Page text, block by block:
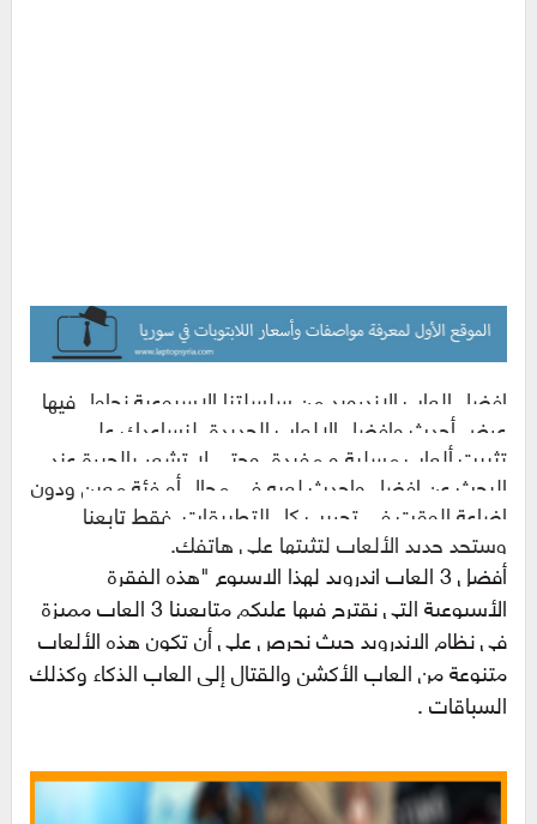
افضل العاب الاندرويد من سلسلتنا الاسبوعية نحاول فيها
عرض أحدث وافضل الالعاب الجديدة لنساعدك على
تثبيت ألعاب مسلية و مفيدة وحتى لا تشعر بالحيرة عند
البحث عن افضل واحدث لعبه فى مجال أو فئة معين ودون
اضاعة الوقت فى تجريب كل التطبيقات. فقط تابعنا
وستجد جديد الألعاب لتثبتها على هاتفك.
أفضل 3 العاب اندرويد لهذا الاسبوع "هذه الفقرة
الأسبوعية التي نقترح فيها عليكم متابعينا 3 العاب مميزة
في نظام الاندرويد حيث نحرص على أن تكون هذه الألعاب
متنوعة من العاب الأكشن والقتال إلى العاب الذكاء وكذلك
السباقات .